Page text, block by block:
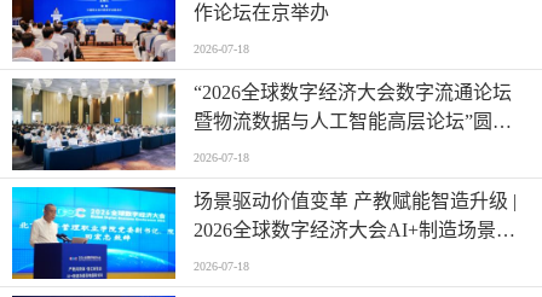
作论坛在京举办
2026-07-18
“2026全球数字经济大会数字流通论坛
暨物流数据与人工智能高层论坛”圆满
成功举办
2026-07-18
场景驱动价值变革 产教赋能智造升级 |
2026全球数字经济大会AI+制造场景落
地国际论坛成功举办
2026-07-18